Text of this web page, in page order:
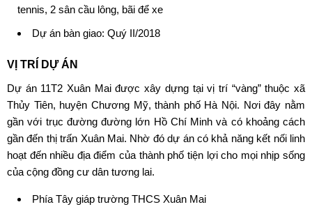
tennis, 2 sân cầu lông, bãi để xe
Dự án bàn giao: Quý II/2018
VỊ TRÍ DỰ ÁN
Dự án 11T2 Xuân Maiđược xây dựng tại vị trí “vàng” thuộc xã
Thủy Tiên, huyện Chương Mỹ, thành phố Hà Nội. Nơi đây nằm
gần với trục đường đường lớn Hồ Chí Minh và có khoảng cách
gần đến thị trấn Xuân Mai. Nhờ đó dự án có khả năng kết nối linh
hoạt đến nhiều địa điểm của thành phố tiện lợi cho mọi nhịp sống
của cộng đồng cư dân tương lai.
Phía Tây giáp trường THCS Xuân Mai